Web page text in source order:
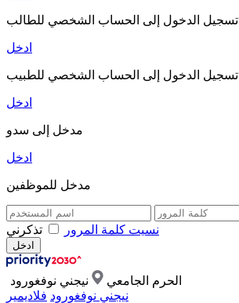
تسجيل الدخول إلى الحساب الشخصي للطالب
ادخل
تسجيل الدخول إلى الحساب الشخصي للطبيب
ادخل
مدخل إلى سدو
ادخل
مدخل للموظفين
نسيت كلمة المرور تذكرني
الحرم الجامعي
نيجني نوفغورود
نيجني نوفغورود فلاديمير